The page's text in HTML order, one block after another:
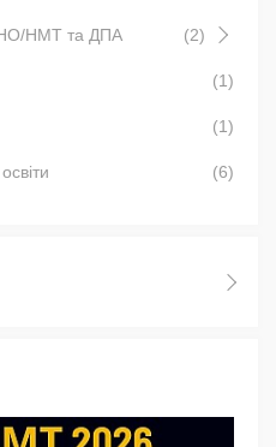
НМТ та ДПА (2)
(1)
(1)
(6)